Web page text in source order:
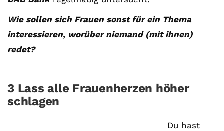
Wie sollen sich Frauen sonst für ein Thema
interessieren, worüber niemand (mit ihnen)
redet?
3 Lass alle Frauenherzen höher
schlagen
Du hast